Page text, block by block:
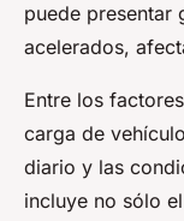
puede presentar
acelerados,
Entre los
carga de
diario y las
incluye no sólo